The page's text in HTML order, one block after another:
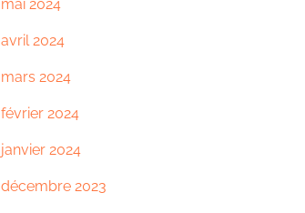
mai 2024
avril 2024
mars 2024
février 2024
janvier 2024
décembre 2023